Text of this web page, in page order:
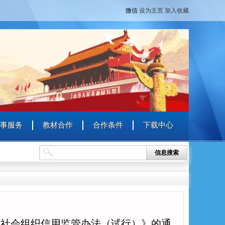
微信 设为主页 加入收藏
服务 教材合作 合作条件 下载中心
信息搜索